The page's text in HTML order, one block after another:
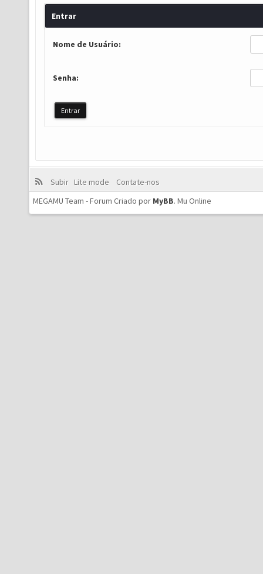
Entrar
Nome de Usuário:
Senha:
Subir Lite mode
Contate-nos
MEGAMU Team - Forum Criado por MyBB. Mu Online